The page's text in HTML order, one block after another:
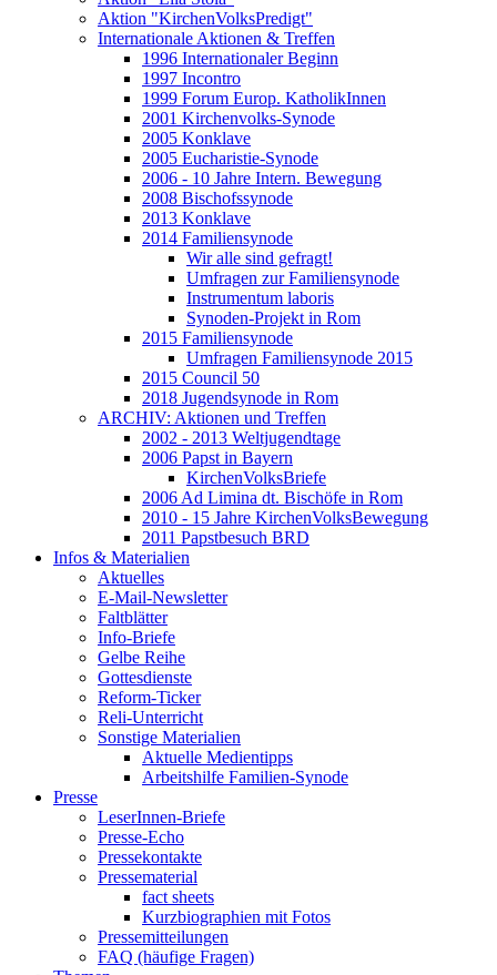
Aktion "KirchenVolksPredigt"
Internationale Aktionen & Treffen
1996 Internationaler Beginn
1997 Incontro
1999 Forum Europ. KatholikInnen
2001 Kirchenvolks-Synode
2005 Konklave
2005 Eucharistie-Synode
2006 - 10 Jahre Intern. Bewegung
2008 Bischofssynode
2013 Konklave
2014 Familiensynode
Wir alle sind gefragt!
Umfragen zur Familiensynode
Instrumentum laboris
Synoden-Projekt in Rom
2015 Familiensynode
Umfragen Familiensynode 2015
2015 Council 50
2018 Jugendsynode in Rom
ARCHIV: Aktionen und Treffen
2002 - 2013 Weltjugendtage
2006 Papst in Bayern
KirchenVolksBriefe
2006 Ad Limina dt. Bischöfe in Rom
2010 - 15 Jahre KirchenVolksBewegung
2011 Papstbesuch BRD
Infos & Materialien
Aktuelles
E-Mail-Newsletter
Faltblätter
Info-Briefe
Gelbe Reihe
Gottesdienste
Reform-Ticker
Reli-Unterricht
Sonstige Materialien
Aktuelle Medientipps
Arbeitshilfe Familien-Synode
Presse
LeserInnen-Briefe
Presse-Echo
Pressekontakte
Pressematerial
fact sheets
Kurzbiographien mit Fotos
Pressemitteilungen
FAQ (häufige Fragen)